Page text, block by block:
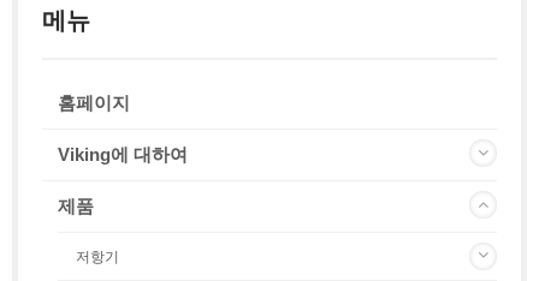
메뉴
홈페이지
Viking에 대하여
제품
저항기